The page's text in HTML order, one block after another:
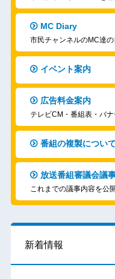
MC Diary
市民チャンネルのMC達
イベント案内
広告料金案内
テレビCM・番組表・バ
番組の複製につい
放送番組審議会議
これまでの議事内容を公
新着情報